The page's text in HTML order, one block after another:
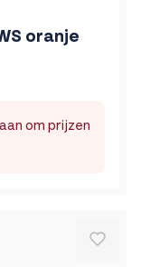
oranje
opties op de
aan om prijzen